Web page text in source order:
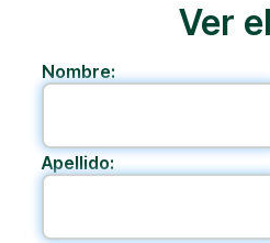
Ver
Nombre:
Apellido: